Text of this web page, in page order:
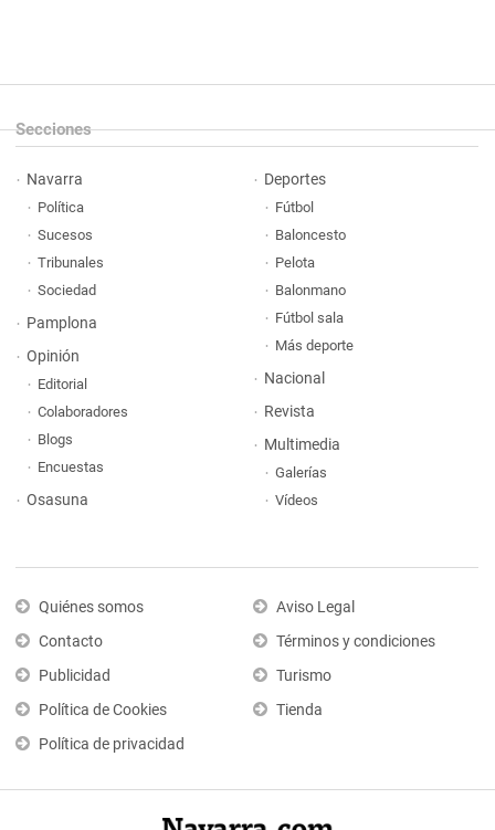
Secciones
Navarra
Política
Sucesos
Tribunales
Sociedad
Pamplona
Opinión
Editorial
Colaboradores
Blogs
Encuestas
Osasuna
Deportes
Fútbol
Baloncesto
Pelota
Balonmano
Fútbol sala
Más deporte
Nacional
Revista
Multimedia
Galerías
Vídeos
Quiénes somos
Contacto
Publicidad
Política de Cookies
Política de privacidad
Aviso Legal
Términos y condiciones
Turismo
Tienda